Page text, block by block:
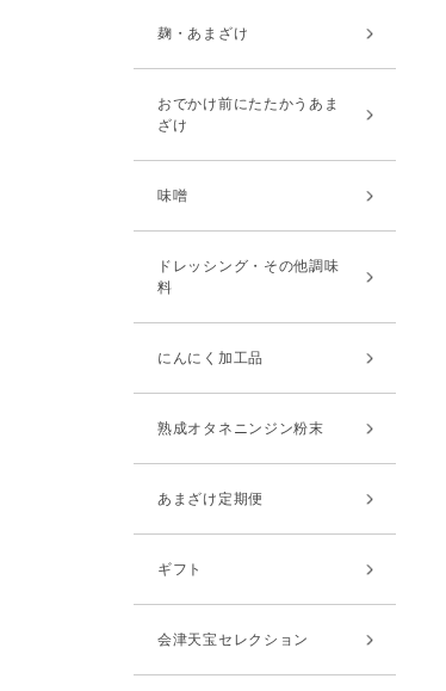
麹・あまざけ
おでかけ前にたたかうあま
ざけ
味噌
ドレッシング・その他調味
料
にんにく加工品
熟成オタネニンジン粉末
あまざけ定期便
ギフト
会津天宝セレクション